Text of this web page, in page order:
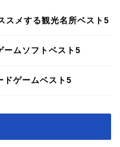
スメする観光名所ベスト5
ームソフトベスト5
ドゲームベスト5